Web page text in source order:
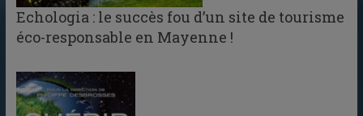
Echologia : le succès fou d’un site de tourisme
éco-responsable en Mayenne !